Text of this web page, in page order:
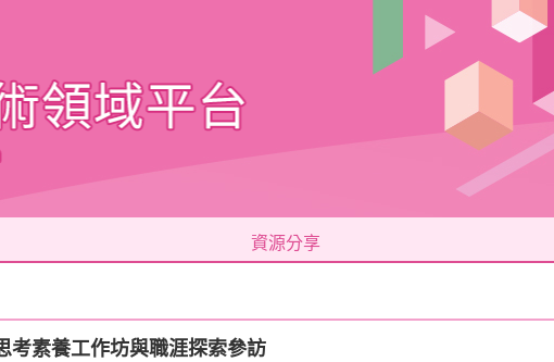
資源分享
考素養工作坊與職涯探索參訪